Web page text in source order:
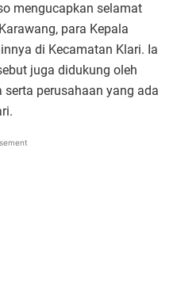
mengucapkan selamat
para Kepala
di Kecamatan Klari. Ia
juga didukung oleh
serta perusahaan yang ada